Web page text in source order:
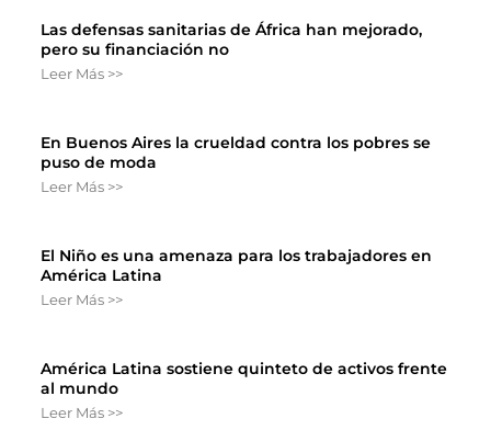
Las defensas sanitarias de África han mejorado,
pero su financiación no
Leer Más >>
En Buenos Aires la crueldad contra los pobres se
puso de moda
Leer Más >>
El Niño es una amenaza para los trabajadores en
América Latina
Leer Más >>
América Latina sostiene quinteto de activos frente
al mundo
Leer Más >>